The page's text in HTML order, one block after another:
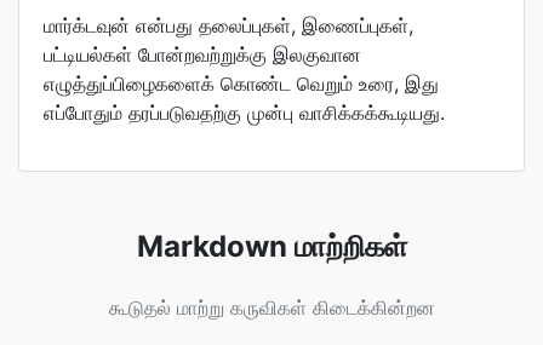
மார்க்டவுன் என்பது தலைப்புகள், இணைப்புகள்,
பட்டியல்கள் போன்றவற்றுக்கு இலகுவான
எழுத்துப்பிழைகளைக் கொண்ட வெறும் உரை, இது
எப்போதும் தரப்படுவதற்கு முன்பு வாசிக்கக்கூடியது.
Markdown மாற்றிகள்
கூடுதல் மாற்று கருவிகள் கிடைக்கின்றன